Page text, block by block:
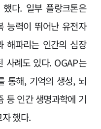
다. 일부 플랑크톤은
능력이 뛰어난 유전자
해파리는 인간의 심장
사례도 있다. OGAP는
통해, 기억의 생성, 뇌
등 인간 생명과학에 기
했다.